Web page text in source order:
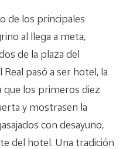
de los principales
al llega a meta,
de la plaza del
pasó a ser hotel, la
que los primeros diez
y mostrasen la
con desayuno,
del hotel. Una tradición